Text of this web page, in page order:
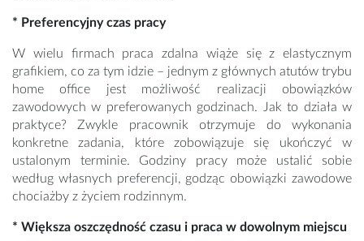
* Preferencyjny czas pracy
W wielu firmach praca zdalna wiąże się z elastycznym
grafikiem, co za tym idzie – jednym z głównych atutów trybu
home office jest możliwość realizacji obowiązków
zawodowych w preferowanych godzinach. Jak to działa w
praktyce? Zwykle pracownik otrzymuje do wykonania
konkretne zadania, które zobowiązuje się ukończyć w
ustalonym terminie. Godziny pracy może ustalić sobie
według własnych preferencji, godząc obowiązki zawodowe
chociażby z życiem rodzinnym.
* Większa oszczędność czasu i praca w dowolnym miejscu